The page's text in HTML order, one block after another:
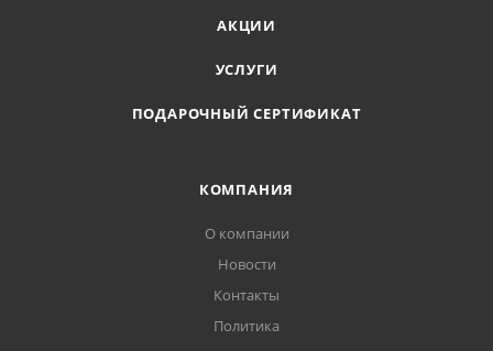
Диаметр трубы, мм: 90
Форма: Полукруглая
АКЦИИ
УСЛУГИ
ПОДАРОЧНЫЙ СЕРТИФИКАТ
КОМПАНИЯ
О компании
Новости
Контакты
Политика